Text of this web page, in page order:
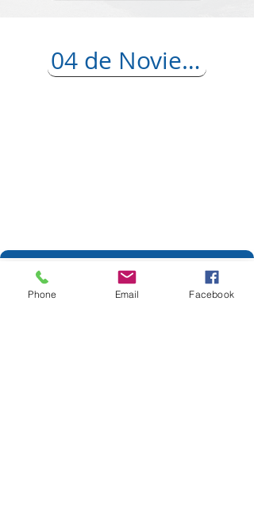
04 de Noviembre del 2025 - Inirída
Phone Email Facebook